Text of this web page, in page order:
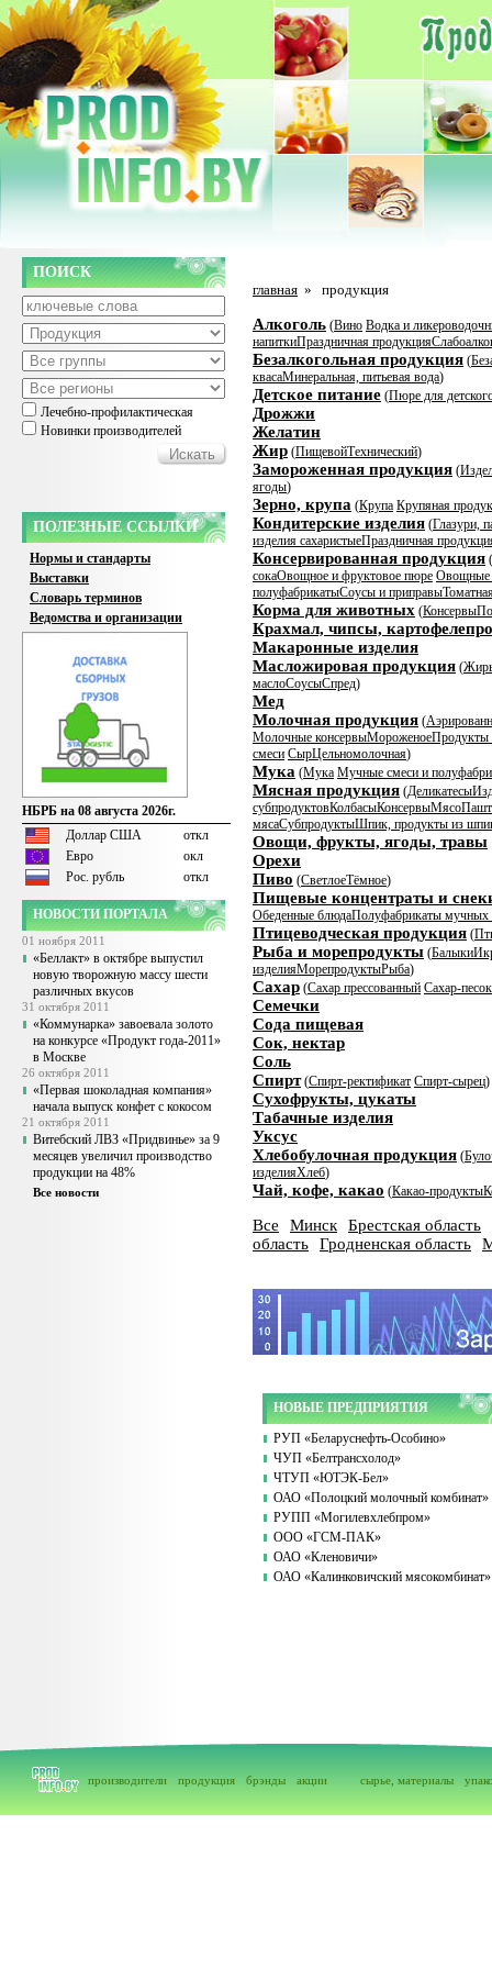
ПОИСК
Лечебно-профилактическая
Новинки производителей
ПОЛЕЗНЫЕ ССЫЛКИ
Нормы и стандарты
Выставки
Словарь терминов
Ведомства и организации
НБРБ на 08 августа 2026г.
Доллар США
откл
Евро
окл
Рос. рубль
откл
НОВОСТИ ПОРТАЛА
01 ноября 2011
«Беллакт» в октябре выпустил
новую творожную массу шести
различных вкусов
31 октября 2011
«Коммунарка» завоевала золото
на конкурсе «Продукт года-2011»
в Москве
26 октября 2011
«Первая шоколадная компания»
начала выпуск конфет с кокосом
21 октября 2011
Витебский ЛВЗ «Придвинье» за 9
месяцев увеличил производство
продукции на 48%
Все новости
главная » продукция
Алкоголь (Вино Водка и
напиткиПраздничная продукция
Безалкогольная продукция (
квасаМинеральная, питьевая вода)
Детское питание (Пюре для
Дрожжи
Желатин
Жир (ПищевойТехнический)
Замороженная продукция (
ягоды)
Зерно, крупа (Крупа Крупяная
Кондитерские изделия (Глазури,
изделия сахаристыеПраздничная
Консервированная продукция (
сокаОвощное и фруктовое пюре Овощные
полуфабрикатыСоусы и приправы
Корма для животных (Консервы
Крахмал, чипсы,
Макаронные изделия
Масложировая продукция (
маслоСоусыСпред)
Мед
Молочная продукция (
Молочные консервыМороженоеПродукты
смеси СырЦельномолочная)
Мука (Мука Мучные смеси и
Мясная продукция (Деликатесы
субпродуктовКолбасыКонсервыМясо
мясаСубпродуктыШпик, продукты из
Овощи, фрукты, ягоды, травы
Орехи
Пиво (СветлоеТёмное)
Пищевые концентраты и
Обеденные блюдаПолуфабрикаты мучных
Птицеводческая продукция (
Рыба и морепродукты (Балыки
изделияМорепродуктыРыба)
Сахар (Сахар прессованный Сахар-песок
Семечки
Сода пищевая
Сок, нектар
Соль
Спирт(Спирт-ректификат Спирт-сырец)
Сухофрукты, цукаты
Табачные изделия
Уксус
Хлебобулочная продукция (
изделияХлеб)
Чай, кофе, какао (Какао-продукты
Все Минск
Брестская область
область
Гродненская область
НОВЫЕ ПРЕДПРИЯТИЯ
РУП «Беларуснефть-Особино»
ЧУП «Белтрансхолод»
ЧТУП «ЮТЭК-Бел»
ОАО «Полоцкий молочный комбинат»
РУПП «Могилевхлебпром»
ООО «ГСМ-ПАК»
ОАО «Кленовичи»
ОАО «Калинковичский мясокомбинат»
производители продукция брэнды акции сырье, материалы